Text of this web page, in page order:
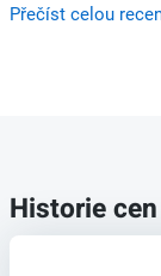
Přečíst celou
Historie cen